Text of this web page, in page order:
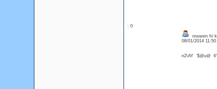
: 0
nouwen fri
08/01/2014
n2\AY '$@u@